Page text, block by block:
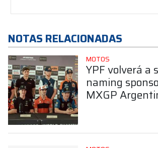
NOTAS RELACIONADAS
MOTOS
YPF volverá a
naming
MXGP